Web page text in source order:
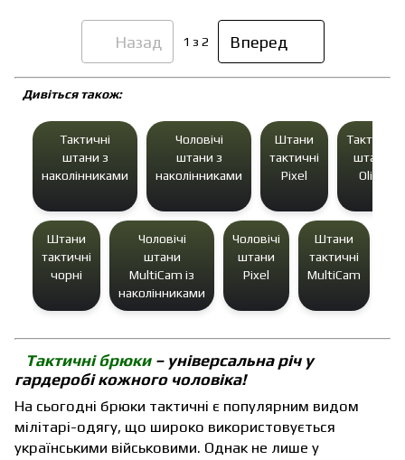
Дивіться також:
Тактичні
штани з
наколінниками
Чоловічі
штани з
наколінниками
Штани
тактичні
Pixel
Тактичні
штани
Olive
Штани
тактичні
чорні
Чоловічі
штани
MultiCam із
наколінниками
Чоловічі
штани
Pixel
Штани
тактичні
MultiCam
Тактичні брюки – універсальна річ у
гардеробі кожного чоловіка!
На сьогодні брюки тактичні є популярним видом
мілітарі-одягу, що широко використовується
українськими військовими. Однак не лише у
Назад 1 з 2 Вперед